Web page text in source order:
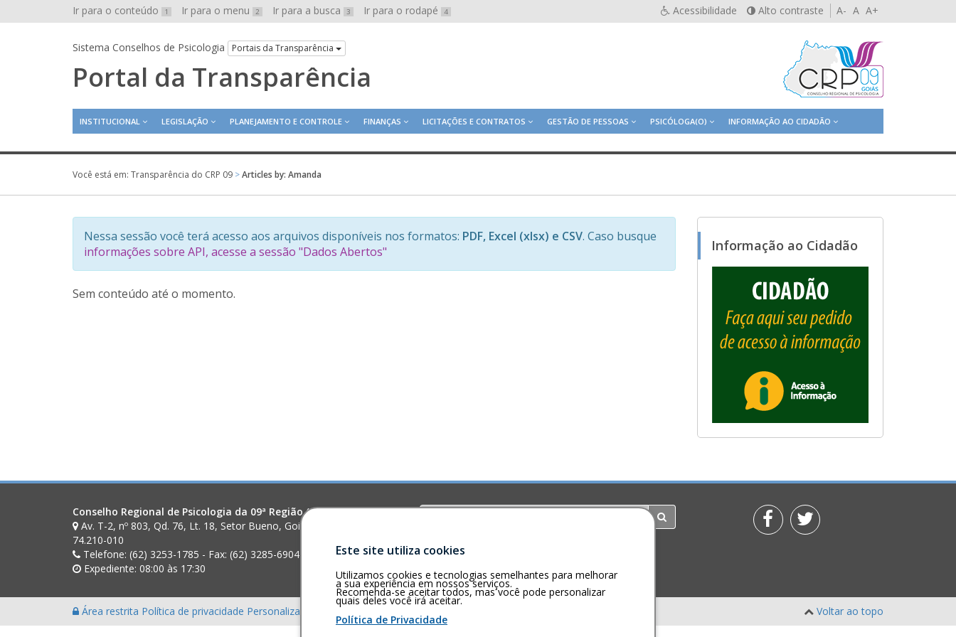
Ir para o conteúdo 1 Ir para o menu 2 Ir para a busca 3 Ir para o rodapé 4 Acessibilidade Alto contraste A- A A+
Sistema Conselhos de Psicologia Portais da Transparência
Portal da Transparência
INSTITUCIONAL LEGISLAÇÃO PLANEJAMENTO E CONTROLE FINANÇAS LICITAÇÕES E CONTRATOS GESTÃO DE PESSOAS PSICÓLOGA(O) INFORMAÇÃO AO CIDADÃO
Você está em: Transparência do CRP 09 >Articles by: Amanda
Nessa sessão você terá acesso aos arquivos disponíveis nos formatos: PDF, Excel (xlsx) e CSV. Caso busque
informações sobre API, acesse a sessão "Dados Abertos"
Sem conteúdo até o momento.
Informação ao Cidadão
Conselho Regional de Psicologia da 09ª Região (GO)
Av. T-2, nº 803, Qd. 76, Lt. 18, Setor Bueno, Goiânia-GO – CEP
74.210-010
Telefone: (62) 3253-1785 - Fax: (62) 3285-6904
Expediente: 08:00 às 17:30
Buscar
Área restrita Política de privacidade Personalização de cookies Voltar ao topo
Este site utiliza cookies
Utilizamos cookies e tecnologias semelhantes para melhorar
a sua experiência em nossos serviços.
Recomenda-se aceitar todos, mas você pode personalizar
quais deles você irá aceitar.
Política de Privacidade